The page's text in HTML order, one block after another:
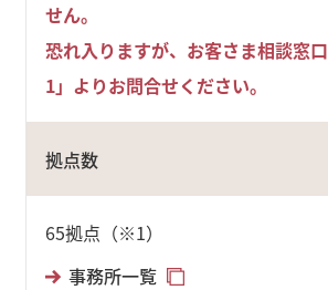
せん。
恐れ入りますが、お客さま相談窓
1」よりお問合せください。
拠点数
65拠点（※1）
事務所一覧